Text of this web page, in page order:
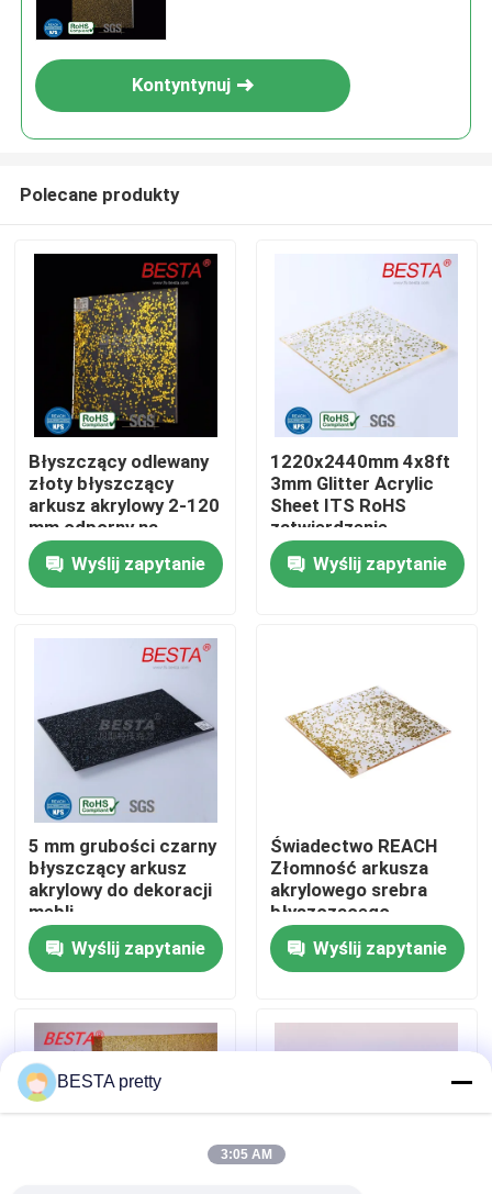
Do domu
O nas
Wycieczka po fabryce
Kontrola jakości
Skontaktuj się z nami
Nowości
Sprawy
Kontyntynuj
Polecane produkty
Błyszczący odlewany
złoty błyszczący
arkusz akrylowy 2-120
mm odporny na
zadrapania
Wyślij zapytanie
1220x2440mm 4x8ft
3mm Glitter Acrylic
Sheet ITS RoHS
zatwierdzenie
Wyślij zapytanie
5 mm grubości czarny
błyszczący arkusz
akrylowy do dekoracji
mebli
Wyślij zapytanie
Świadectwo REACH
Złomność arkusza
akrylowego srebra
błyszczącego
Wyślij zapytanie
BESTA pretty
3:05 AM